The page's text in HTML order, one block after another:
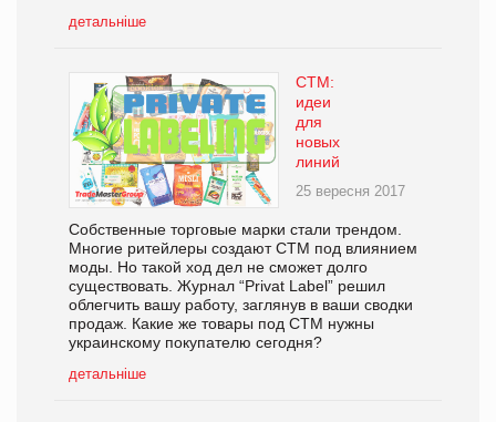
детальніше
СТМ:
идеи
для
новых
линий
25 вересня 2017
Собственные торговые марки стали трендом.
Многие ритейлеры создают СТМ под влиянием
моды. Но такой ход дел не сможет долго
существовать. Журнал “Privat Label” решил
облегчить вашу работу, заглянув в ваши сводки
продаж. Какие же товары под СТМ нужны
украинскому покупателю сегодня?
детальніше